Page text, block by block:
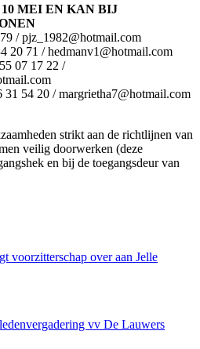
MEI EN KAN BIJ
/ pjz_1982@hotmail.com
20 71 / hedmanv1@hotmail.com
07 17 22 /
31 54 20 / margrietha7@hotmail.com
strikt aan de richtlijnen van
veilig doorwerken (deze
en bij de toegangsdeur van
voorzitterschap over aan Jelle
vv De Lauwers